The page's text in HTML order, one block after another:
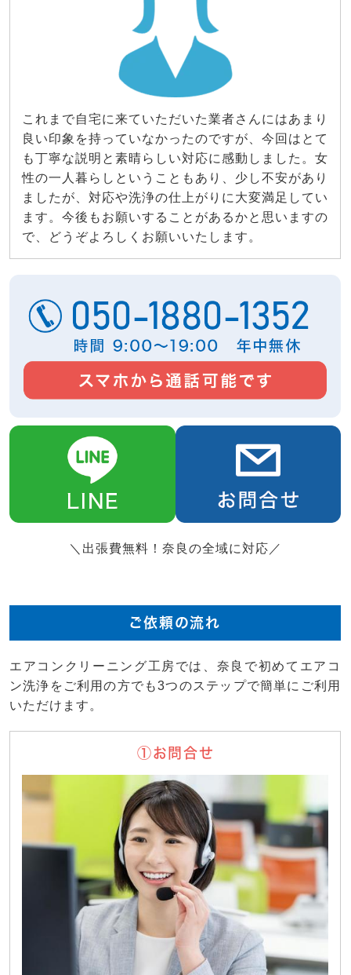
これまで自宅に来ていただいた業者さんにはあまり
良い印象を持っていなかったのですが、今回はとて
も丁寧な説明と素晴らしい対応に感動しました。女
性の一人暮らしということもあり、少し不安があり
ましたが、対応や洗浄の仕上がりに大変満足してい
ます。今後もお願いすることがあるかと思いますの
で、どうぞよろしくお願いいたします。
＼出張費無料！奈良の全域に対応／
ご依頼の流れ
エアコンクリーニング工房では、奈良で初めてエアコ
ン洗浄をご利用の方でも3つのステップで簡単にご利用
いただけます。
①お問合せ